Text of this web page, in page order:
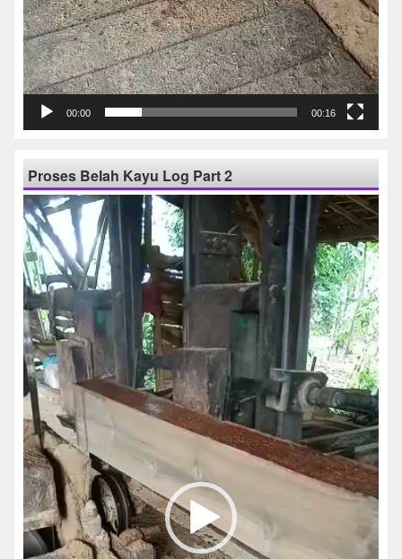
00:00 00:16
Proses Belah Kayu Log Part 2
Pemutar
Video